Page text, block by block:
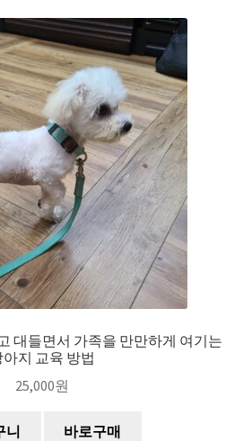
대들면서 가족을 만만하게 여기는
아지 교육 방법
25,000원
니 바로구매